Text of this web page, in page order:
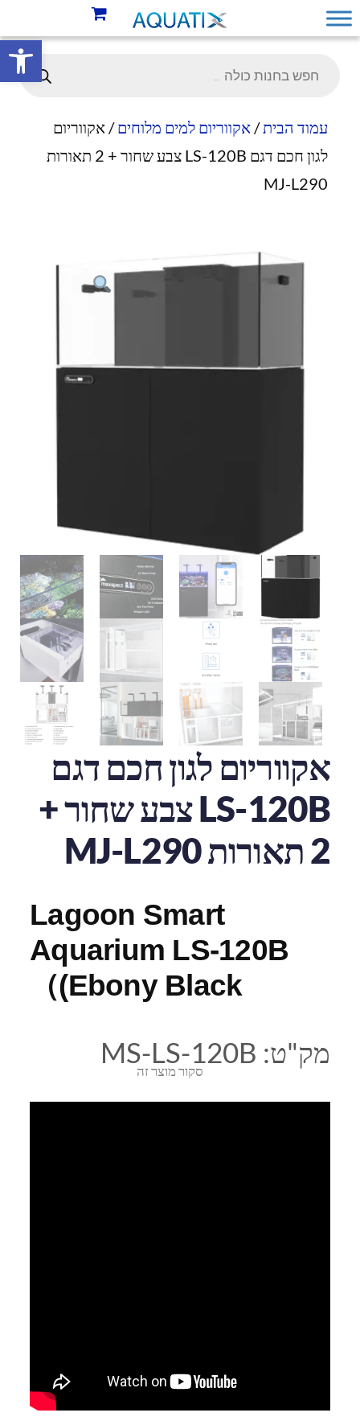
פתח
עמוד הבית/אקווריום למים מלוחים/ אקווריום
לגון חכם דגם LS-120B צבע שחור + 2 תאורות
MJ-L290
אקווריום לגון חכם דגם
LS-120B צבע שחור +
2 תאורות MJ-L290
Lagoon Smart
Aquarium LS-120B
(Ebony Black）
סקור מוצר זה
מק"ט: MS-LS-120B